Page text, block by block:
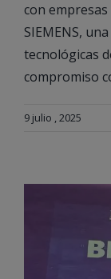
con
SIEMENS,
tecnológicas
compromiso
9 julio , 2025